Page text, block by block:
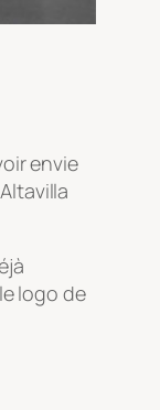
envie
logo de